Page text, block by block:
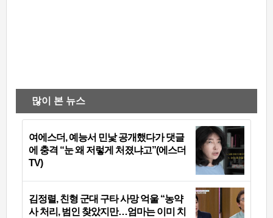
많이 본 뉴스
여에스더, 예능서 민낯 공개했다가 댓글
에 충격 “눈 왜 저렇게 처졌냐고”(에스더
TV)
김정렬, 친형 군대 구타 사망 억울 “농약
사 처리, 범인 찾았지만…엄마는 이미 치